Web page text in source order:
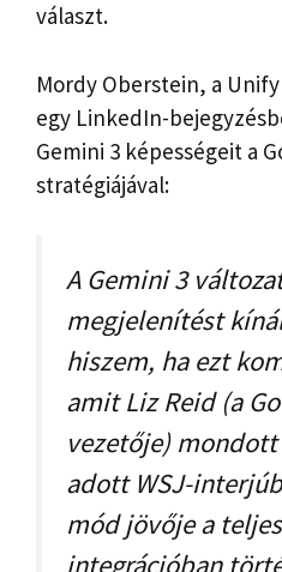
választ.
Mordy Oberstein, a
egy LinkedIn-
Gemini 3 képességeit a
stratégiájával:
A Gemini 3
megjelenítést
hiszem, ha ezt
amit Liz Reid (a
vezetője)
adott WSJ-
mód jövője a